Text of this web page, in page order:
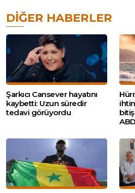
DIĞER HABERLER
Şarkıcı Cansever hayatını
kaybetti: Uzun süredir
tedavi görüyordu